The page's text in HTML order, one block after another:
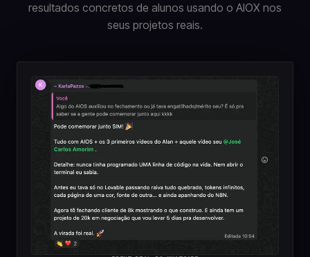
resultados concretos de alunos usando o AIOX nos
seus projetos reais.